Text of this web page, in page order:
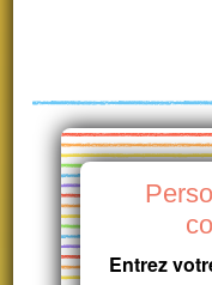
Entrez